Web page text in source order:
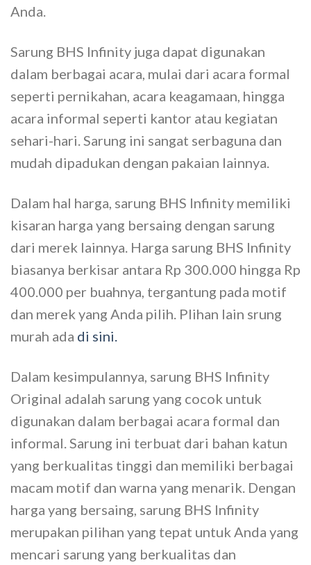
Anda.
Sarung BHS Infinity juga dapat digunakan
dalam berbagai acara, mulai dari acara formal
seperti pernikahan, acara keagamaan, hingga
acara informal seperti kantor atau kegiatan
sehari-hari. Sarung ini sangat serbaguna dan
mudah dipadukan dengan pakaian lainnya.
Dalam hal harga, sarung BHS Infinity memiliki
kisaran harga yang bersaing dengan sarung
dari merek lainnya. Harga sarung BHS Infinity
biasanya berkisar antara Rp 300.000 hingga Rp
400.000 per buahnya, tergantung pada motif
dan merek yang Anda pilih. Plihan lain srung
murah ada di sini.
Dalam kesimpulannya, sarung BHS Infinity
Original adalah sarung yang cocok untuk
digunakan dalam berbagai acara formal dan
informal. Sarung ini terbuat dari bahan katun
yang berkualitas tinggi dan memiliki berbagai
macam motif dan warna yang menarik. Dengan
harga yang bersaing, sarung BHS Infinity
merupakan pilihan yang tepat untuk Anda yang
mencari sarung yang berkualitas dan